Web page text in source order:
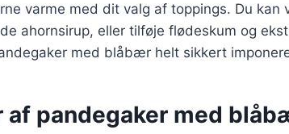
varme med dit valg af toppings. Du
ahornsirup, eller tilføje flødeskum og
med blåbær helt sikkert
af pandegaker med